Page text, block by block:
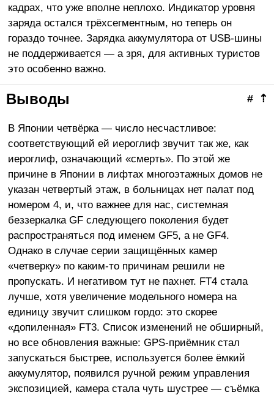
кадрах, что уже вполне неплохо. Индикатор уровня
заряда остался трёхсегментным, но теперь он
гораздо точнее. Зарядка аккумулятора от USB-шины
не поддерживается — а зря, для активных туристов
это особенно важно.
⇡
#
Выводы
В Японии четвёрка — число несчастливое:
соответствующий ей иероглиф звучит так же, как
иероглиф, означающий «смерть». По этой же
причине в Японии в лифтах многоэтажных домов не
указан четвертый этаж, в больницах нет палат под
номером 4, и, что важнее для нас, системная
беззеркалка GF следующего поколения будет
распространяться под именем GF5, а не GF4.
Однако в случае серии защищённых камер
«четверку» по каким-то причинам решили не
пропускать. И негативом тут не пахнет. FT4 стала
лучше, хотя увеличение модельного номера на
единицу звучит слишком гордо: это скорее
«допиленная» FT3. Список изменений не обширный,
но все обновления важные: GPS-приёмник стал
запускаться быстрее, используется более ёмкий
аккумулятор, появился ручной режим управления
экспозицией, камера стала чуть шустрее — съёмка